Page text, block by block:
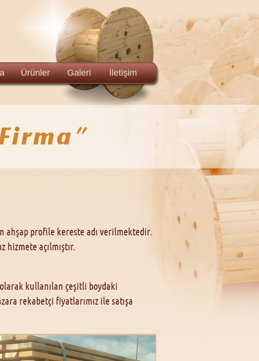
Ürünler Galeri İletişim
ahşap profile kereste adı verilmektedir.
hizmete açılmıştır.
kullanılan çeşitli boydaki
rekabetçi fiyatlarımız ile satışa